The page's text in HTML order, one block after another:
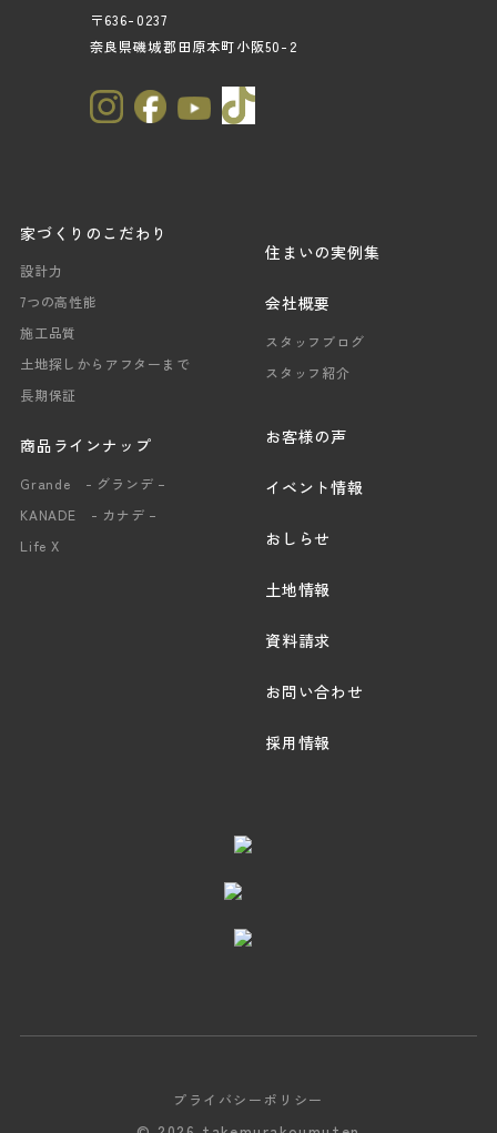
〒636-0237
奈良県磯城郡田原本町小阪50-2
家づくりのこだわり
設計力
7つの高性能
施工品質
土地探しからアフターまで
長期保証
商品ラインナップ
Grande - グランデ –
KANADE - カナデ –
Life X
住まいの実例集
会社概要
スタッフブログ
スタッフ紹介
お客様の声
イベント情報
おしらせ
土地情報
資料請求
お問い合わせ
採用情報
プライバシーポリシー